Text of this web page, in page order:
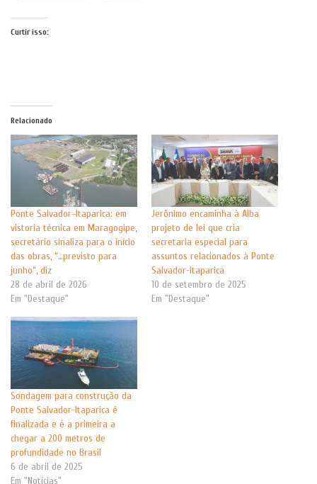
Curtir isso:
Relacionado
Ponte Salvador–Itaparica: em
vistoria técnica em Maragogipe,
secretário sinaliza para o início
das obras, “…previsto para
junho”, diz
28 de abril de 2026
Em "Destaque"
Jerônimo encaminha à Alba
projeto de lei que cria
secretaria especial para
assuntos relacionados à Ponte
Salvador-Itaparica
10 de setembro de 2025
Em "Destaque"
Sondagem para construção da
Ponte Salvador-Itaparica é
finalizada e é a primeira a
chegar a 200 metros de
profundidade no Brasil
6 de abril de 2025
Em "Notícias"